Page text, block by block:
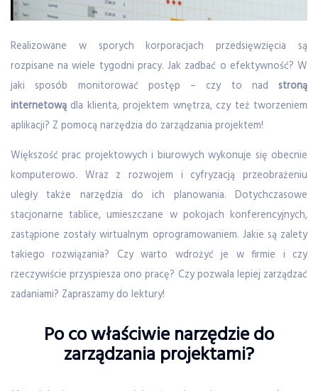
Realizowane w sporych korporacjach przedsięwzięcia są
rozpisane na wiele tygodni pracy. Jak zadbać o efektywność? W
jaki sposób monitorować postęp – czy to nad stroną
internetową dla klienta, projektem wnętrza, czy też tworzeniem
aplikacji? Z pomocą narzędzia do zarządzania projektem!
Większość prac projektowych i biurowych wykonuje się obecnie
komputerowo. Wraz z rozwojem i cyfryzacją przeobrażeniu
uległy także narzędzia do ich planowania. Dotychczasowe
stacjonarne tablice, umieszczane w pokojach konferencyjnych,
zastąpione zostały wirtualnym oprogramowaniem. Jakie są zalety
takiego rozwiązania? Czy warto wdrożyć je w firmie i czy
rzeczywiście przyspiesza ono pracę? Czy pozwala lepiej zarządzać
zadaniami? Zapraszamy do lektury!
Po co właściwie narzędzie do
zarządzania projektami?